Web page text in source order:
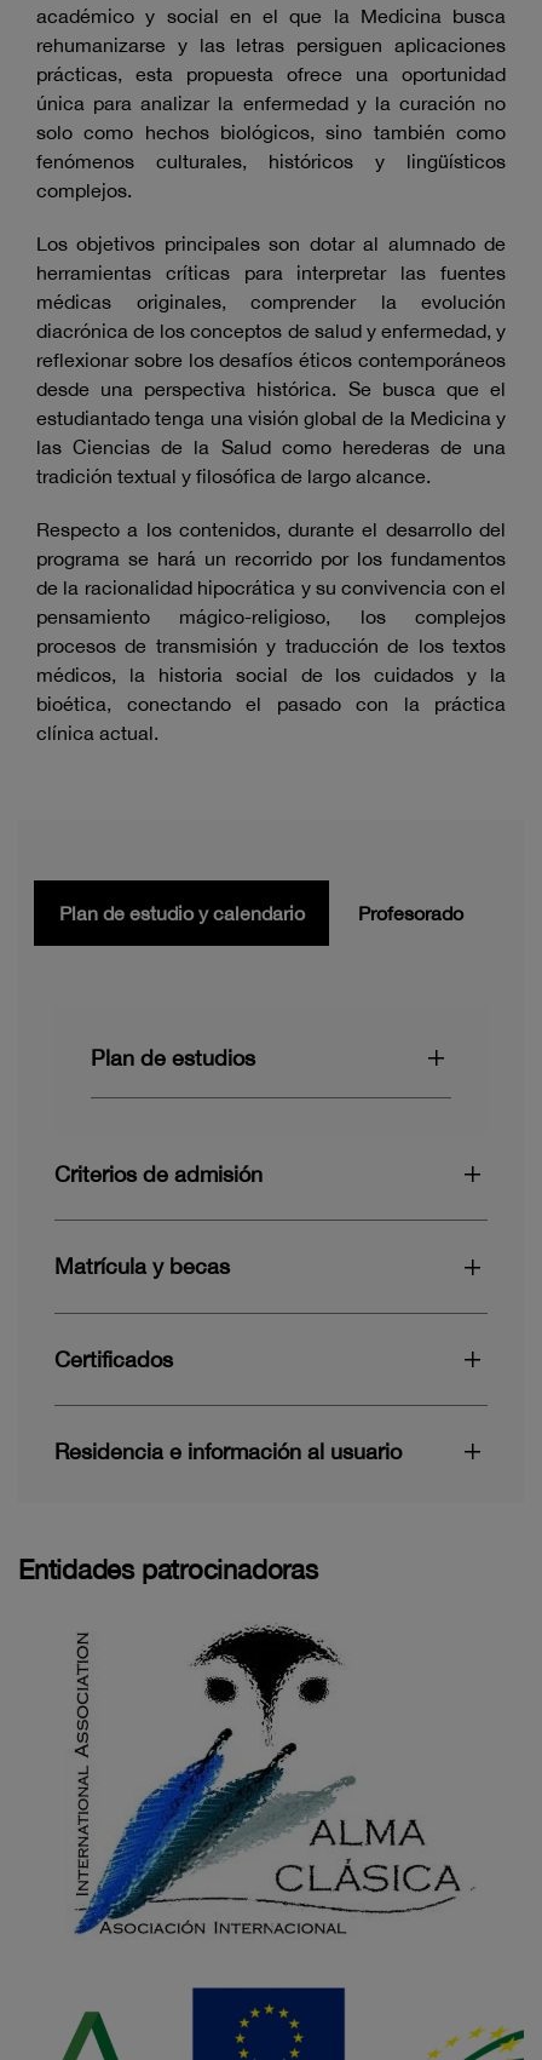
académico y social en el que la Medicina busca
rehumanizarse y las letras persiguen aplicaciones
prácticas, esta propuesta ofrece una oportunidad
única para analizar la enfermedad y la curación no
solo como hechos biológicos, sino también como
fenómenos culturales, históricos y lingüísticos
complejos.
Los objetivos principales son dotar al alumnado de
herramientas críticas para interpretar las fuentes
médicas originales, comprender la evolución
diacrónica de los conceptos de salud y enfermedad, y
reflexionar sobre los desafíos éticos contemporáneos
desde una perspectiva histórica. Se busca que el
estudiantado tenga una visión global de la Medicina y
las Ciencias de la Salud como herederas de una
tradición textual y filosófica de largo alcance.
Respecto a los contenidos, durante el desarrollo del
programa se hará un recorrido por los fundamentos
de la racionalidad hipocrática y su convivencia con el
pensamiento mágico-religioso, los complejos
procesos de transmisión y traducción de los textos
médicos, la historia social de los cuidados y la
bioética, conectando el pasado con la práctica
clínica actual.
Plan de estudio y calendario Profesorado
Plan de estudios
Criterios de admisión
Matrícula y becas
Certificados
Residencia e información al usuario
Entidades patrocinadoras